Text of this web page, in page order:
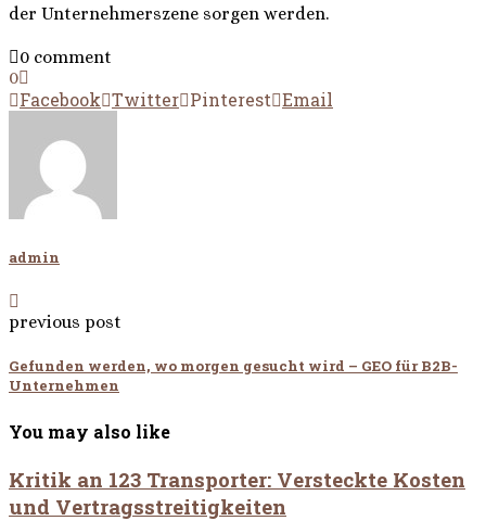
der Unternehmerszene sorgen werden.
0 comment
0
Facebook Twitter Pinterest Email
admin
previous post
Gefunden werden, wo morgen gesucht wird – GEO für B2B-
Unternehmen
You may also like
Kritik an 123 Transporter: Versteckte Kosten
und Vertragsstreitigkeiten